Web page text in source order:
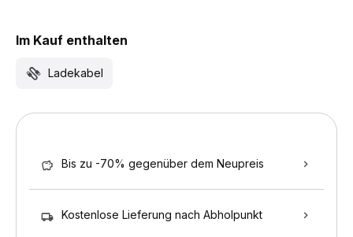
Im Kauf enthalten
Ladekabel
Bis zu -70% gegenüber dem Neupreis
Kostenlose Lieferung nach Abholpunkt